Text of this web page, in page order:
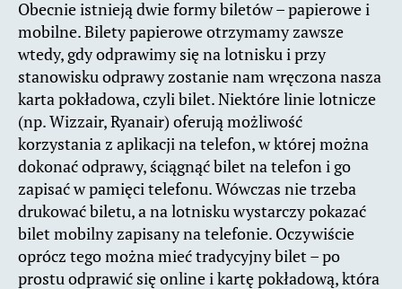
Obecnie istnieją dwie formy biletów – papierowe i
mobilne. Bilety papierowe otrzymamy zawsze
wtedy, gdy odprawimy się na lotnisku i przy
stanowisku odprawy zostanie nam wręczona nasza
karta pokładowa, czyli bilet. Niektóre linie lotnicze
(np. Wizzair, Ryanair) oferują możliwość
korzystania z aplikacji na telefon, w której można
dokonać odprawy, ściągnąć bilet na telefon i go
zapisać w pamięci telefonu. Wówczas nie trzeba
drukować biletu, a na lotnisku wystarczy pokazać
bilet mobilny zapisany na telefonie. Oczywiście
oprócz tego można mieć tradycyjny bilet – po
prostu odprawić się online i kartę pokładową, która